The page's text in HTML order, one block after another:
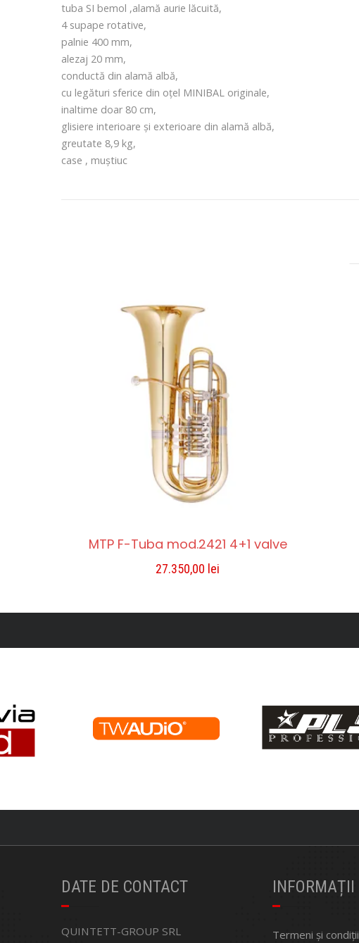
tuba SI bemol ,alamă aurie lăcuită,
4 supape rotative,
palnie 400 mm,
alezaj 20 mm,
conductă din alamă albă,
cu legături sferice din oțel MINIBAL originale,
inaltime doar 80 cm,
glisiere interioare și exterioare din alamă albă,
greutate 8,9 kg,
case , muștiuc
MTP F-Tuba mod.2421 4+1 valve
27.350,00 lei
ADAUGĂ ÎN COȘ
Compara Lista De Dorințe
DATE DE CONTACT
QUINTETT-GROUP SRL
INFORMAȚII
Termeni și condiții